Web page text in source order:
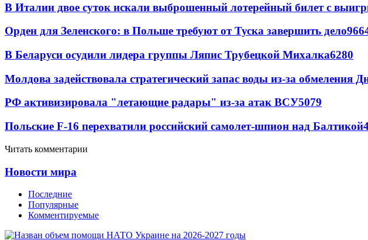
В Италии двое суток искали выброшенный лотерейный билет с
Орден для Зеленского: в Польше требуют от Туска завершить дело
В Беларуси осудили лидера группы Ляпис Трубецкой Михалка6280
Молдова задействовала стратегический запас воды из-за обмеления
РФ активизировала "летающие радары" из-за атак ВСУ5079
Польские F-16 перехватили российский самолет-шпион над Балтикой
Читать комментарии
Новости мира
Последние
Популярные
Комментируемые